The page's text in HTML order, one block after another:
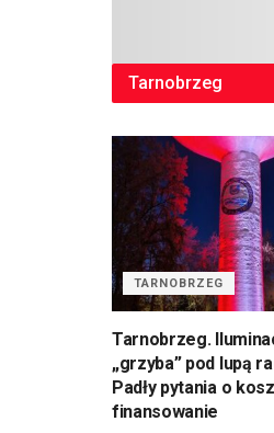
Tarnobrzeg
TARNOBRZEG
Tarnobrzeg.
„grzyba” pod lupą
Padły pytania o
finansowanie